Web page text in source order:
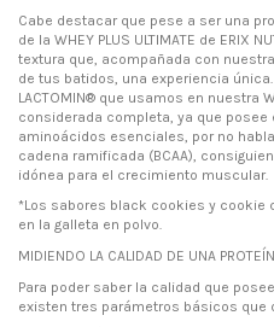
Cabe destacar que pese a ser una
de la WHEY PLUS ULTIMATE de ERIX
textura que, acompañada con
de tus batidos, una experiencia
LACTOMIN® que usamos en nuestra
considerada completa, ya que
aminoácidos esenciales, por no
cadena ramificada (BCAA),
idónea para el crecimiento muscular.
*Los sabores black cookies y cookie
en la galleta en polvo.
MIDIENDO LA CALIDAD DE UNA
Para poder saber la calidad que posee
existen tres parámetros básicos que